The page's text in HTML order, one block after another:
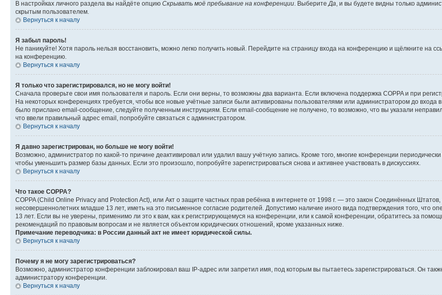
В настройках личного раздела вы найдёте опцию Скрывать моё пребывание на конференции. ВыберитеДа, и вы будете видны только
скрытым пользователем.
Вернуться к началу
Я забыл пароль!
Не паникуйте! Хотя пароль нельзя восстановить, можно легко получить новый. Перейдите на страницу входа на конференцию и щёлкните на
на конференцию.
Вернуться к началу
Я только что зарегистрировался, но не могу войти!
Сначала проверьте свои имя пользователя и пароль. Если они верны, то возможны два варианта. Если включена поддержка COPPA и при
На некоторых конференциях требуется, чтобы все новые учётные записи были активированы пользователями или администратором до
было прислано email-сообщение, следуйте полученным инструкциям. Если email-сообщение не получено, то возможно, что вы указали
что ввели правильный адрес email, попробуйте связаться с администратором.
Вернуться к началу
Я давно зарегистрирован, но больше не могу войти!
Возможно, администратор по какой-то причине деактивировал или удалил вашу учётную запись. Кроме того, многие конференции
чтобы уменьшить размер базы данных. Если это произошло, попробуйте зарегистрироваться снова и активнее участвовать в дискуссиях.
Вернуться к началу
Что такое COPPA?
COPPA (Child Online Privacy and Protection Act), или Акт о защите частных прав ребёнка в интернете от 1998 г. — это закон Соединённых
несовершеннолетних младше 13 лет, иметь на это письменное согласие родителей. Допустимо наличие иного вида подтверждения того,
13 лет. Если вы не уверены, применимо ли это к вам, как к регистрирующемуся на конференции, или к самой конференции, обратитесь за
рекомендаций по правовым вопросам и не является объектом юридических отношений, кроме указанных ниже.
Примечание переводчика: в России данный акт не имеет юридической силы.
Вернуться к началу
Почему я не могу зарегистрироваться?
Возможно, администратор конференции заблокировал ваш IP-адрес или запретил имя, под которым вы пытаетесь зарегистрироваться. Он
администратору конференции.
Вернуться к началу